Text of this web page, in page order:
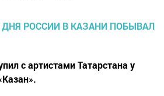
с артистами Татарстана у